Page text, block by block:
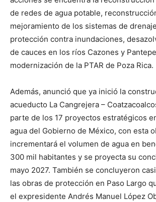
de redes de agua potable,
mejoramiento de los sistemas de
protección contra inundaciones,
de cauces en los ríos Cazones y
modernización de la PTAR de Poza Rica.
Además, anunció que ya inició la
acueducto La Cangrejera –
parte de los 17 proyectos estratégicos
agua del Gobierno de México, con esta
incrementará el volumen de agua en
300 mil habitantes y se proyecta su
mayo 2027. También se concluyeron
las obras de protección en Paso Largo
el expresidente Andrés Manuel López